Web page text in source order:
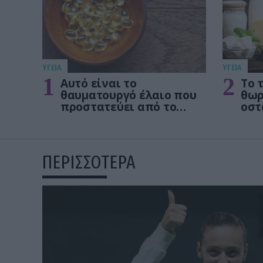
ΥΓΕΙΑ
1 Αυτό είναι το
θαυματουργό έλαιο που
προστατεύει από το
ΥΓΕΙΑ
2 Το
ΠΕΡΙΣΣΟΤΕΡΑ